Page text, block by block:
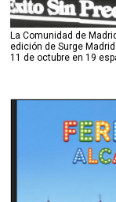
La Comunidad de
edición de Surge
11 de octubre en 19